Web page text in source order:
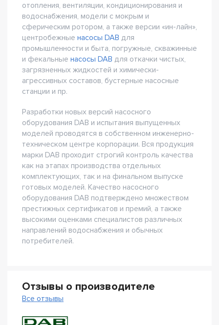
отопления, вентиляции, кондиционирования и
водоснабжения, модели с мокрым и
сферическим ротором, а также версии «ин-лайн»,
центробежные насосы DAB для
промышленности и быта, погружные, скважинные
и фекальные насосы DAB для откачки чистых,
загрязненных жидкостей и химически-
агрессивных составов, бустерные насосные
станции и пр.
Разработки новых версий насосного
оборудования DAB и испытания выпущенных
моделей проводятся в собственном инженерно-
техническом центре корпорации. Вся продукция
марки DAB проходит строгий контроль качества
как на этапах производства отдельных
комплектующих, так и на финальном выпуске
готовых моделей. Качество насосного
оборудования DAB подтверждено множеством
престижных сертификатов и премий, а также
высокими оценками специалистов различных
направлений водоснабжения и обычных
потребителей.
Отзывы о производителе
Все отзывы